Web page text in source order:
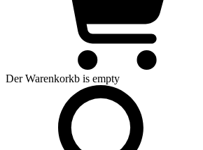
Der Warenkorkb is empty